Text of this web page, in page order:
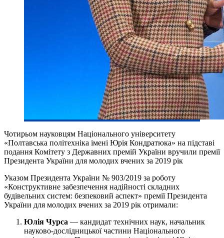
Чотирьом науковцям Національного університету
«Полтавська політехніка імені Юрія Кондратюка» на підставі
подання Комітету з Державних премій України вручили премії
Президента України для молодих вчених за 2019 рік
Указом Президента України № 903/2019 за роботу
«Конструктивне забезпечення надійності складних
будівельних систем: безпековий аспект» премії Президента
України для молодих вчених за 2019 рік отримали:
Юлія Чурса — кандидат технічних наук, начальник
науково-дослідницької частини Національного